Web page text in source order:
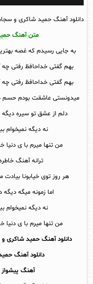
دانلود آهنگ حمید شاکری و
متن آهنگ
به جایی رسیدم که غصه
بهم گفتی خداحافظ رفتی
بهم گفتی خداحافظ رفتی
میدونستی عاشقت بودم حسم
دلم از عشق تو سیره
نه دیگه نمیخوام
من تنها میرم با ی دنیا
ترانه آهنگ
هر روز توی خیابونا
اما زمونه میگه
نه دیگه نمیخوام
من تنها میرم با ی دنیا
دانلود آهنگ حمید شاکری
دانلود آهنگ
آهنگ پیشواز